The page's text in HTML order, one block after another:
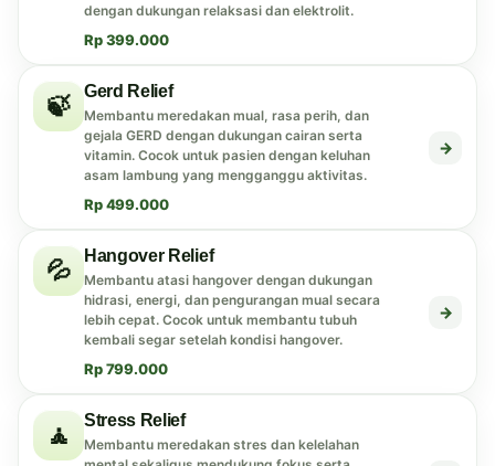
dengan dukungan relaksasi dan elektrolit.
Rp 399.000
🍃
Gerd Relief
Membantu meredakan mual, rasa perih, dan
gejala GERD dengan dukungan cairan serta
vitamin. Cocok untuk pasien dengan keluhan
asam lambung yang mengganggu aktivitas.
Rp 499.000
→
💦
Hangover Relief
Membantu atasi hangover dengan dukungan
hidrasi, energi, dan pengurangan mual secara
lebih cepat. Cocok untuk membantu tubuh
kembali segar setelah kondisi hangover.
Rp 799.000
→
🧘
Stress Relief
Membantu meredakan stres dan kelelahan